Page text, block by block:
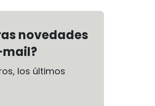
novedades
los últimos